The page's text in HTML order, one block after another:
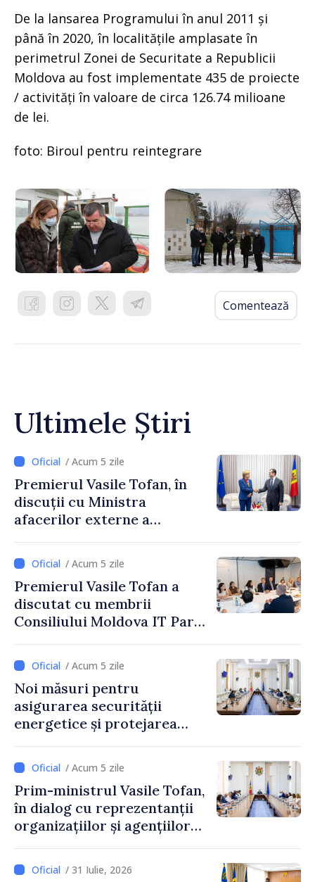
De la lansarea Programului în anul 2011 și
până în 2020, în localitățile amplasate în
perimetrul Zonei de Securitate a Republicii
Moldova au fost implementate 435 de proiecte
/ activități în valoare de circa 126.74 milioane
de lei.
foto: Biroul pentru reintegrare
Comentează
Ultimele Știri
/ Acum 5 zile
Premierul Vasile Tofan, în
discuții cu Ministra
afacerilor externe a
/ Acum 5 zile
Premierul Vasile Tofan a
discutat cu membrii
Consiliului Moldova IT Park:
industriei IT”
/ Acum 5 zile
Noi măsuri pentru
asigurarea securității
energetice și protejarea
de CNMC
/ Acum 5 zile
Prim-ministrul Vasile Tofan,
în dialog cu reprezentanții
organizațiilor și agențiilor
Moldova
/ 31 Iulie, 2026